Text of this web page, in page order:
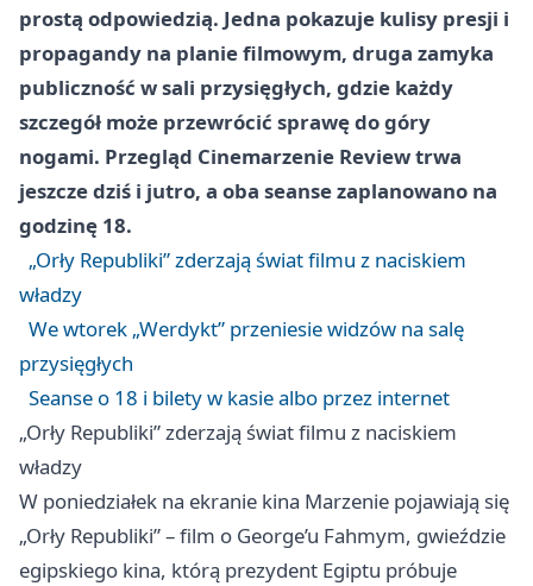
prostą odpowiedzią. Jedna pokazuje kulisy presji i
propagandy na planie filmowym, druga zamyka
publiczność w sali przysięgłych, gdzie każdy
szczegół może przewrócić sprawę do góry
nogami. Przegląd Cinemarzenie Review trwa
jeszcze dziś i jutro, a oba seanse zaplanowano na
godzinę 18.
„Orły Republiki” zderzają świat filmu z naciskiem
władzy
We wtorek „Werdykt” przeniesie widzów na salę
przysięgłych
Seanse o 18 i bilety w kasie albo przez internet
„Orły Republiki” zderzają świat filmu z naciskiem
władzy
W poniedziałek na ekranie kina Marzenie pojawiają się
„Orły Republiki” – film o George’u Fahmym, gwieździe
egipskiego kina, którą prezydent Egiptu próbuje